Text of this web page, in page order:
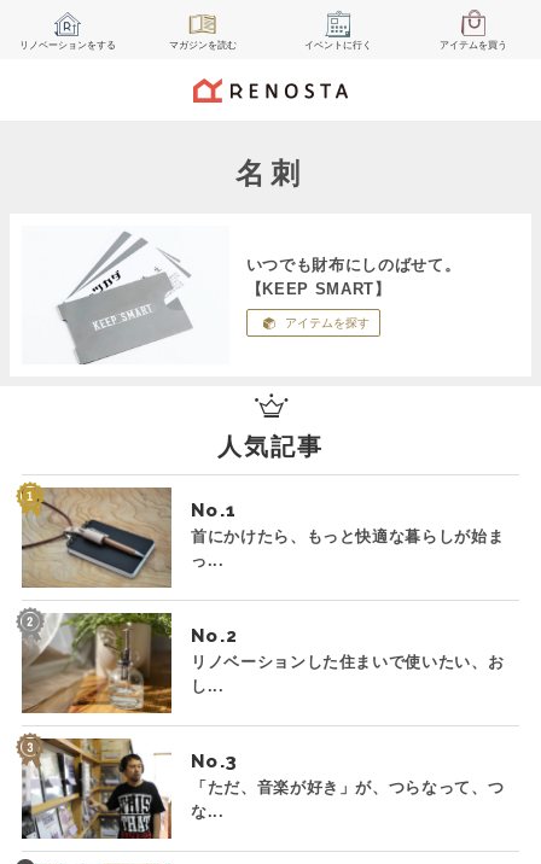
リノベーションをする マガジンを読む イベント に行く アイテムを買う
名刺
いつでも財布にしのばせて。
【KEEP SMART】
アイテムを探す
人気記事
No.
首にかけたら、もっと快適な暮らしが始ま
っ...
No.
リノベーションした住まいで使いたい、お
し...
No.
「ただ、音楽が好き」が、つらなって、つ
な...